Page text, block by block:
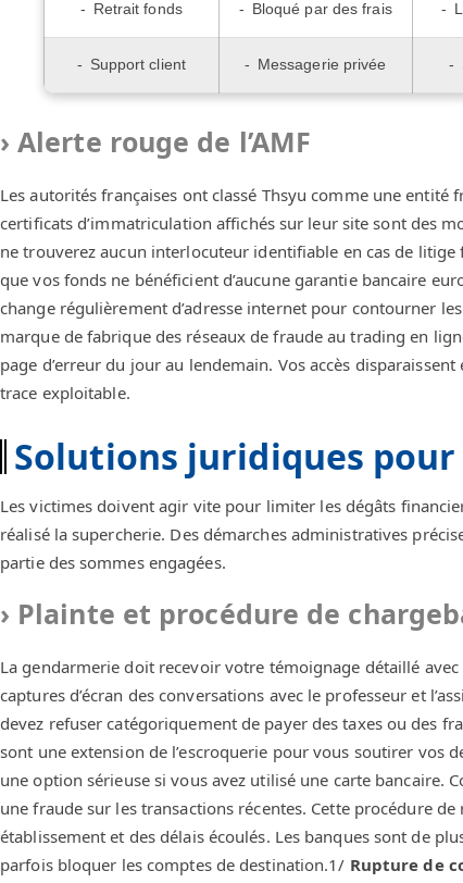
Retrait fonds Bloqué par des frais
Support client Messagerie privée
Alerte rouge de l’AMF
Les autorités françaises ont classé Thsyu comme une entité
certificats d’immatriculation affichés sur leur site sont des
ne trouverez aucun interlocuteur identifiable en cas de litige
que vos fonds ne bénéficient d’aucune garantie bancaire
change régulièrement d’adresse internet pour contourner
marque de fabrique des réseaux de fraude au trading en
page d’erreur du jour au lendemain. Vos accès
trace exploitable.
Solutions juridiques
Les victimes doivent agir vite pour limiter les dégâts
réalisé la supercherie. Des démarches administratives
partie des sommes engagées.
Plainte et procédure de
La gendarmerie doit recevoir votre témoignage détaillé
captures d’écran des conversations avec le professeur et
devez refuser catégoriquement de payer des taxes ou des
sont une extension de l’escroquerie pour vous soutirer vos
une option sérieuse si vous avez utilisé une carte bancaire.
une fraude sur les transactions récentes. Cette procédure
établissement et des délais écoulés. Les banques sont de
parfois bloquer les comptes de destination.1/ Rupture de